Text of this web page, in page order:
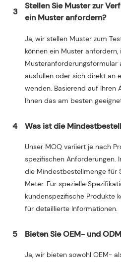
3
Stellen Sie Muster zur
ein Muster anfordern?
Ja, wir stellen Muster zum
können ein Muster anfordern,
Musteranforderungsformular
ausfüllen oder sich direkt an
wenden. Basierend auf Ihren
Ihnen das am besten
4 Was ist die
Unser MOQ variiert je nach
spezifischen Anforderungen.
die Mindestbestellmenge für
Meter. Für spezielle
kundenspezifische Produkte
für detaillierte Informationen.
5 Bieten Sie OEM- und
Ja, wir bieten sowohl OEM-